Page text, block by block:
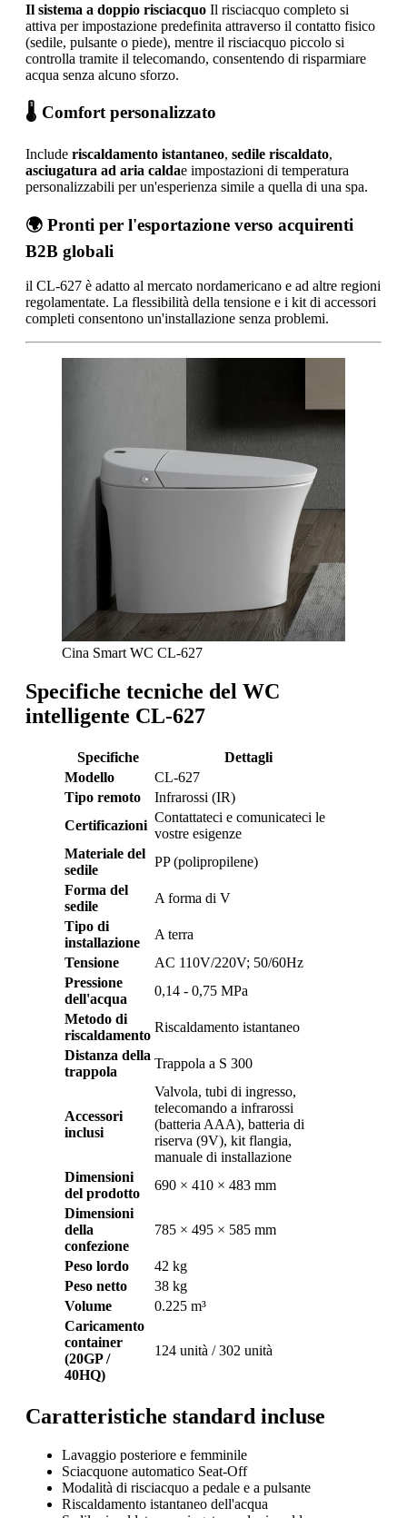
Il sistema a doppio risciacquo Il risciacquo completo si
attiva per impostazione predefinita attraverso il contatto fisico
(sedile, pulsante o piede), mentre il risciacquo piccolo si
controlla tramite il telecomando, consentendo di risparmiare
acqua senza alcuno sforzo.
🌡️ Comfort personalizzato
Include riscaldamento istantaneo, sedile riscaldato,
asciugatura ad aria caldae impostazioni di temperatura
personalizzabili per un'esperienza simile a quella di una spa.
🌍 Pronti per l'esportazione verso acquirenti
B2B globali
il CL-627 è adatto al mercato nordamericano e ad altre regioni
regolamentate. La flessibilità della tensione e i kit di accessori
completi consentono un'installazione senza problemi.
Cina Smart WC CL-627
Specifiche tecniche del WC
intelligente CL-627
Specifiche
Dettagli
Modello
CL-627
Tipo remoto
Infrarossi (IR)
Certificazioni
Contattateci e comunicateci le
vostre esigenze
Materiale del
sedile
PP (polipropilene)
Forma del
sedile
A forma di V
Tipo di
installazione
A terra
Tensione
AC 110V/220V; 50/60Hz
Pressione
dell'acqua
0,14 - 0,75 MPa
Metodo di
riscaldamento
Riscaldamento istantaneo
Distanza della
trappola
Trappola a S 300
Accessori
inclusi
Valvola, tubi di ingresso,
telecomando a infrarossi
(batteria AAA), batteria di
riserva (9V), kit flangia,
manuale di installazione
Dimensioni
del prodotto
690 × 410 × 483 mm
Dimensioni
della
confezione
785 × 495 × 585 mm
Peso lordo
42 kg
Peso netto
38 kg
Volume
0.225 m³
Caricamento
container
(20GP /
40HQ)
124 unità / 302 unità
Caratteristiche standard incluse
Lavaggio posteriore e femminile
Sciacquone automatico Seat-Off
Modalità di risciacquo a pedale e a pulsante
Riscaldamento istantaneo dell'acqua